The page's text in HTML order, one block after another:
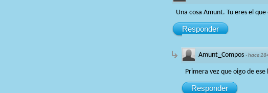
Una cosa Amunt. Tu eres el
Responder
Amunt_Compos ·hace
Primera vez que oigo de ese
Responder